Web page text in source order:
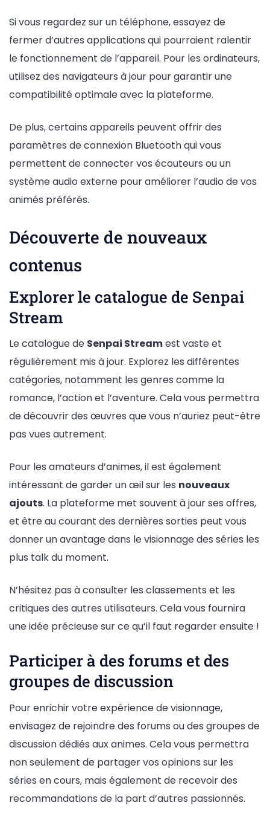
Si vous regardez sur un téléphone, essayez de
fermer d’autres applications qui pourraient ralentir
le fonctionnement de l’appareil. Pour les ordinateurs,
utilisez des navigateurs à jour pour garantir une
compatibilité optimale avec la plateforme.
De plus, certains appareils peuvent offrir des
paramètres de connexion Bluetooth qui vous
permettent de connecter vos écouteurs ou un
système audio externe pour améliorer l’audio de vos
animés préférés.
Découverte de nouveaux
contenus
Explorer le catalogue de Senpai
Stream
Le catalogue de Senpai Streamest vaste et
régulièrement mis à jour. Explorez les différentes
catégories, notamment les genres comme la
romance, l’action et l’aventure. Cela vous permettra
de découvrir des œuvres que vous n’auriez peut-être
pas vues autrement.
Pour les amateurs d’animes, il est également
intéressant de garder un œil sur les nouveaux
ajouts. La plateforme met souvent à jour ses offres,
et être au courant des dernières sorties peut vous
donner un avantage dans le visionnage des séries les
plus talk du moment.
N’hésitez pas à consulter les classements et les
critiques des autres utilisateurs. Cela vous fournira
une idée précieuse sur ce qu’il faut regarder ensuite !
Participer à des forums et des
groupes de discussion
Pour enrichir votre expérience de visionnage,
envisagez de rejoindre des forums ou des groupes de
discussion dédiés aux animes. Cela vous permettra
non seulement de partager vos opinions sur les
séries en cours, mais également de recevoir des
recommandations de la part d’autres passionnés.